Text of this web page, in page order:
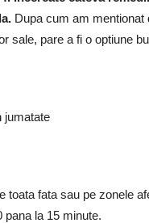
Dupa cum am mentionat
sale, pare a fi o optiune
jumatate
toata fata sau pe zonele
pana la 15 minute.